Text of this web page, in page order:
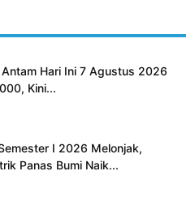
Antam Hari Ini 7 Agustus 2026
Kini...
I 2026 Melonjak,
Panas Bumi Naik...